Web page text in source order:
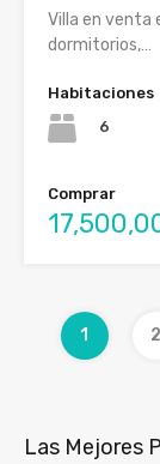
Villa en venta
dormitorios,…
Habitaciones
6
Comprar
1 2
Las Mejores